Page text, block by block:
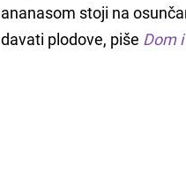
ananasom stoji na
davati plodove, piše Dom